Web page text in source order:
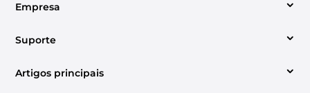
Conversor de vídeo
Artigos principais
Suporte
Centro de suporte
Empresa
Sobre Nós
Contato